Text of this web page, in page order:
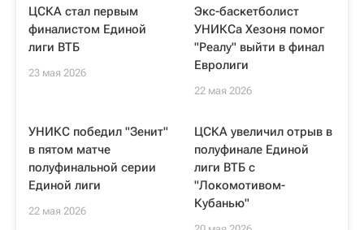
ЦСКА стал первым
финалистом Единой
лиги ВТБ
23 мая 2026
Экс-баскетболист
УНИКСа Хезоня помог
"Реалу" выйти в финал
Евролиги
22 мая 2026
УНИКС победил "Зенит"
в пятом матче
полуфинальной серии
Единой лиги
22 мая 2026
ЦСКА увеличил отрыв в
полуфинале Единой
лиги ВТБ с
"Локомотивом-
Кубанью"